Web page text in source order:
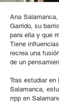
Ana
Garrido, su
para ella y que
Tiene
recrea una
de un
Tras estudiar
Salamanca,
rrpp en